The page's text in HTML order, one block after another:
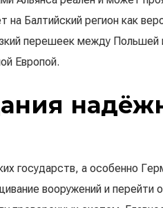
Балтийский регион как
перешеек между Польшей
Европой.
государств, а особенно
вооружений и перейти